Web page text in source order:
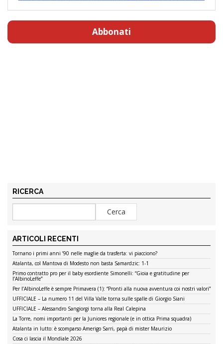
Abbonati
RICERCA
ARTICOLI RECENTI
Tornano i primi anni ’90 nelle maglie da trasferta: vi piacciono?
Atalanta, col Mantova di Modesto non basta Samardzic: 1-1
Primo contratto pro per il baby esordiente Simonelli: “Gioia e gratitudine per
l’AlbinoLeffe”
Per l’AlbinoLeffe è sempre Primavera (1): “Pronti alla nuova avventura coi nostri valori”
UFFICIALE – La numero 11 del Villa Valle torna sulle spalle di Giorgio Siani
UFFICIALE – Alessandro Sangiorgi torna alla Real Calepina
La Torre, nomi importanti per la Juniores regionale (e in ottica Prima squadra)
Atalanta in lutto: è scomparso Amerigo Sarri, papà di mister Maurizio
Cosa ci lascia il Mondiale 2026